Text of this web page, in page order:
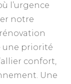
l’urgence
notre
une priorité
confort,
Une